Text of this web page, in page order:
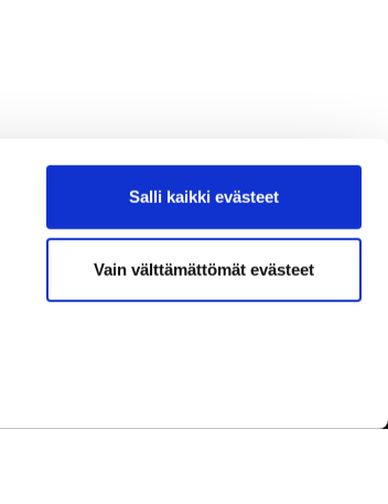
Salli kaikki evästeet
Vain välttämättömät evästeet